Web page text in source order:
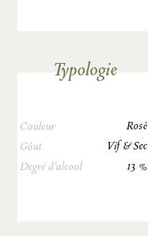
Typologie
Couleur
Rosé
Gôut
Vif & Sec
Degré d’alcool
13 %